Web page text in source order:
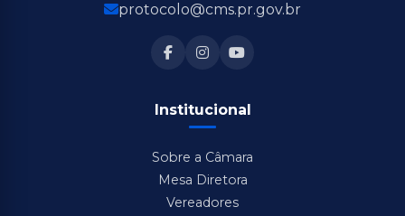
protocolo@cms.pr.gov.br
Institucional
Sobre a Câmara
Mesa Diretora
Vereadores